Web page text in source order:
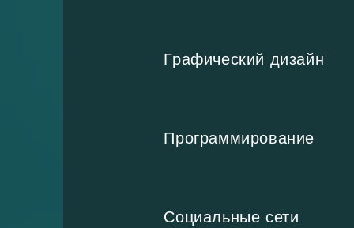
Графический дизайн
Программирование
Социальные сети